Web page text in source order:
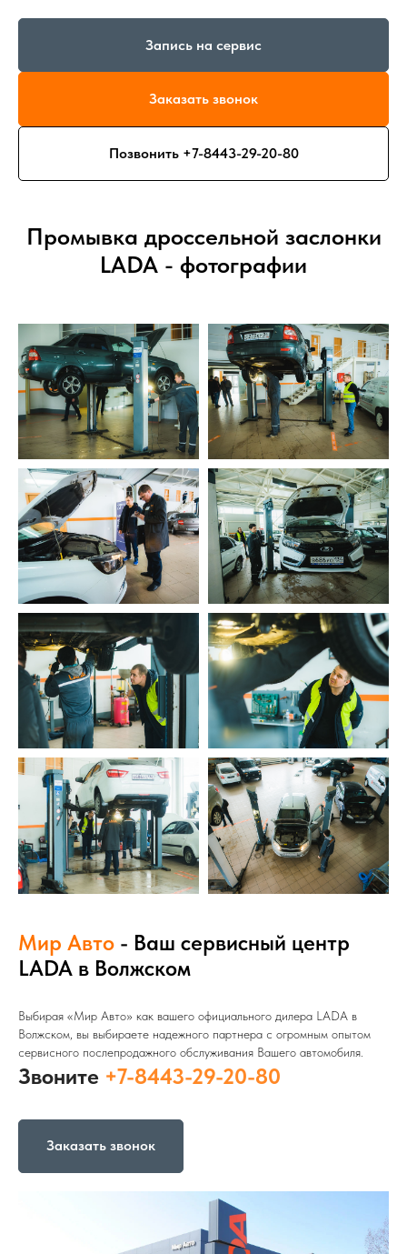
Запись на сервис
Заказать звонок
Позвонить +7-8443-29-20-80
Промывка дроссельной заслонки
LADA - фотографии
Мир Авто - Ваш сервисный центр
LADA в Волжском
Выбирая «Мир Авто» как вашего официального дилера LADA в
Волжском, вы выбираете надежного партнера с огромным опытом
сервисного послепродажного обслуживания Вашего автомобиля.
Звоните +7-8443-29-20-80
Заказать звонок